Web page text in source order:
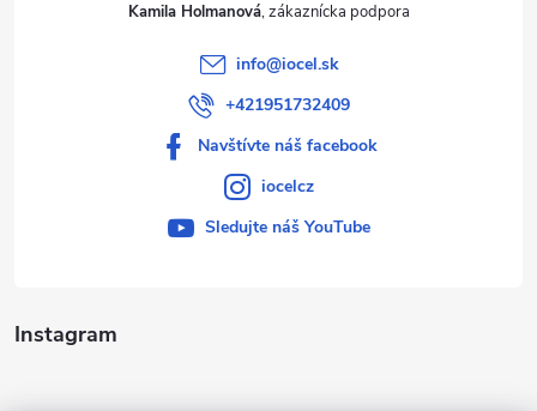
Instagram
Kamila Holmanová
info@iocel.sk
+421951732409
Navštívte náš facebook
iocelcz
Sledujte náš YouTube